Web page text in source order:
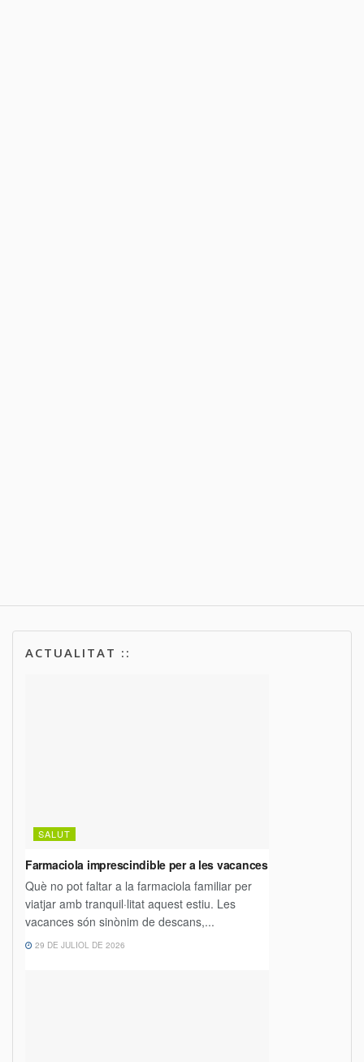
ACTUALITAT ::